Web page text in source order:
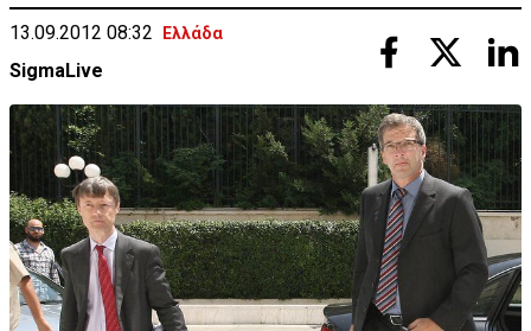
13.09.2012 08:32 Ελλάδα
SigmaLive